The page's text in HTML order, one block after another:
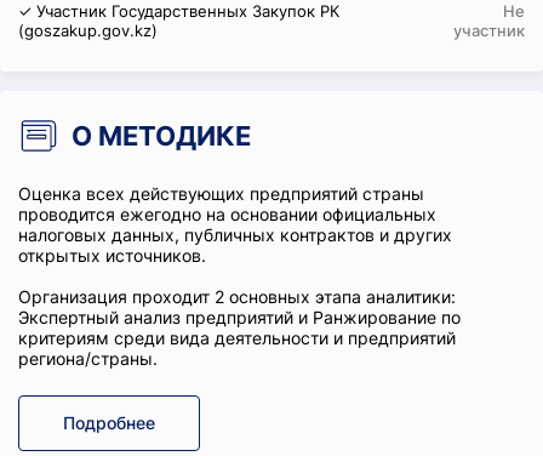
✓ Участник Государственных Закупок РК
(goszakup.gov.kz)
Не
участник
О МЕТОДИКЕ
Оценка всех действующих предприятий страны
проводится ежегодно на основании официальных
налоговых данных, публичных контрактов и других
открытых источников.
Организация проходит 2 основных этапа аналитики:
Экспертный анализ предприятий и Ранжирование по
критериям среди вида деятельности и предприятий
региона/страны.
Подробнее